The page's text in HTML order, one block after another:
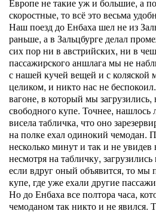
скоростные, то всё это весьма
Наш поезд до Енбаха шел не из
раньше, а в Зальцбурге делал
сих пор ни в австрийских, ни в
пассажирского аншлага мы не
с нашей кучей вещей и с коляской
целиком, и никто нас не
вагоне, в который мы
свободного купе. Точнее,
висела табличка, что оно
на полке ехал одинокий чемодан.
несколько минут и так и не
несмотря на табличку,
если вдруг оный объявится, то мы
купе, где уже ехали другие
Но до Енбаха все полтора часа,
чемоданом так никто и не явился.